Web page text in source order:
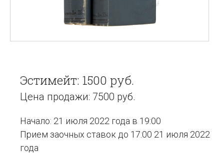
Эстимейт: 1500 руб.
Цена продажи: 7500 руб.
Начало: 21 июля 2022 года в 19:00
Прием заочных ставок до 17:00 21 июля 2022
года